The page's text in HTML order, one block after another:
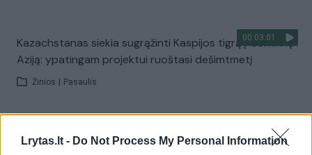
Lrytas.lt - Do Not Process My Personal Information
00:03:01
Kazachstanas siekia sugrąžinti Kaspijos tigrą į Centrinę
Aziją: ypatingam projektui ruoštasi dešimtmetį
Žinios Pasaulis
Vilniuje: atskleidė populiariausią paruošimo būdą